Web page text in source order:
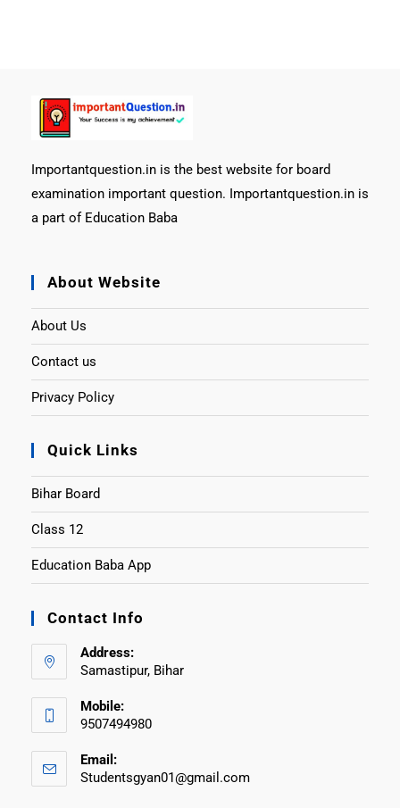
Importantquestion.in is the best website for board
examination important question. Importantquestion.in is
a part of Education Baba
About Website
About Us
Contact us
Privacy Policy
Quick Links
Bihar Board
Class 12
Education Baba App
Contact Info
Address:
Samastipur, Bihar
Mobile:
9507494980
Email:
Studentsgyan01@gmail.com